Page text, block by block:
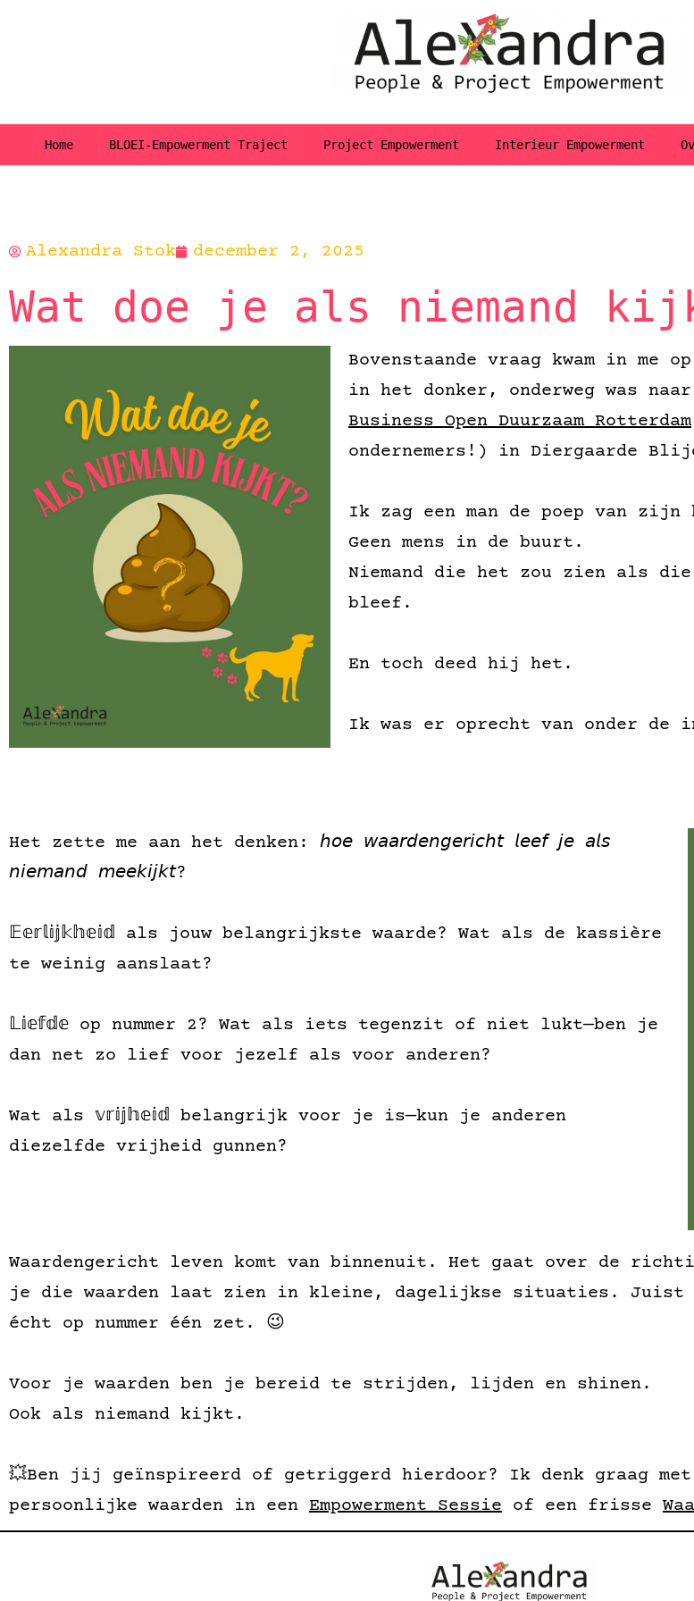
Home BLOEI-Empowerment Traject Project Empowerment Interieur Empowerment
Alexandra Stok december 2, 2025
Wat doe je als niemand
Bovenstaande vraag kwam in me
in het donker, onderweg was
Business Open Duurzaam Rotterdam
ondernemers!) in Diergaarde
Ik zag een man de poep van zijn
Geen mens in de buurt.
Niemand die het zou zien als
bleef.
En toch deed hij het.
Ik was er oprecht van onder de
Het zette me aan het denken: 𝘩𝘰𝘦 𝘸𝘢𝘢𝘳𝘥𝘦𝘯𝘨𝘦𝘳𝘪𝘤𝘩𝘵 𝘭𝘦𝘦𝘧 𝘫𝘦 𝘢𝘭𝘴
𝘯𝘪𝘦𝘮𝘢𝘯𝘥 𝘮𝘦𝘦𝘬𝘪𝘫𝘬𝘵?
𝔼𝕖𝕣𝕝𝕚𝕛𝕜𝕙𝕖𝕚𝕕 als jouw belangrijkste waarde? Wat als de kassière
te weinig aanslaat?
𝕃𝕚𝕖𝕗𝕕𝕖 op nummer 2? Wat als iets tegenzit of niet lukt—ben je
dan net zo lief voor jezelf als voor anderen?
Wat als 𝕧𝕣𝕚𝕛𝕙𝕖𝕚𝕕 belangrijk voor je is—kun je anderen
diezelfde vrijheid gunnen?
Waardengericht leven komt van binnenuit. Het gaat over de
je die waarden laat zien in kleine, dagelijkse situaties. Juist
écht op nummer één zet. 😉
Voor je waarden ben je bereid te strijden, lijden en shinen.
Ook als niemand kijkt.
💥Ben jij geïnspireerd of getriggerd hierdoor? Ik denk graag met
persoonlijke waarden in een Empowerment Sessie of een frisse